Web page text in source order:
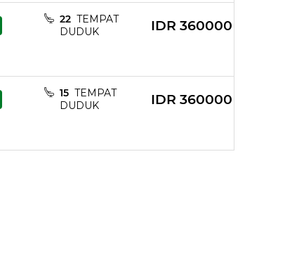
22 TEMPAT
DUDUK
IDR 360000
15 TEMPAT
DUDUK
IDR 360000